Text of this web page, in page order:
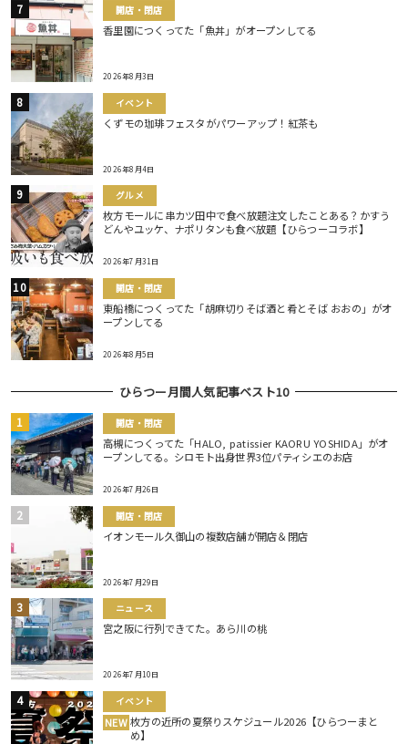
開店・閉店
香里園につくってた「魚丼」がオープンしてる
2026年8月3日
イベント
くずモの珈琲フェスタがパワーアップ！紅茶も
2026年8月4日
グルメ
枚方モールに串カツ田中で食べ放題注文したことある？かすう
どんやユッケ、ナポリタンも食べ放題【ひらつーコラボ】
2026年7月31日
開店・閉店
東船橋につくってた「胡麻切りそば酒と肴とそば おおの」がオ
ープンしてる
2026年8月5日
ひらつー月間人気記事ベスト10
開店・閉店
高槻につくってた「HALO, patissier KAORU YOSHIDA」がオ
ープンしてる。シロモト出身世界3位パティシエのお店
2026年7月26日
開店・閉店
イオンモール久御山の複数店舗が開店＆閉店
2026年7月29日
ニュース
宮之阪に行列できてた。あら川の桃
2026年7月10日
イベント
NEW 枚方の近所の夏祭りスケジュール2026【ひらつーまと
め】